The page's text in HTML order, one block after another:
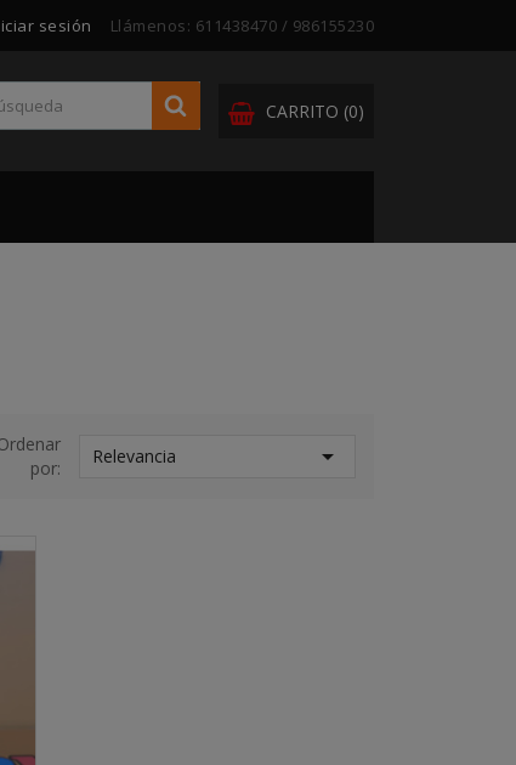
sesión Llámenos: 611438470 / 986155230
CARRITO (0)
por:
Relevancia 